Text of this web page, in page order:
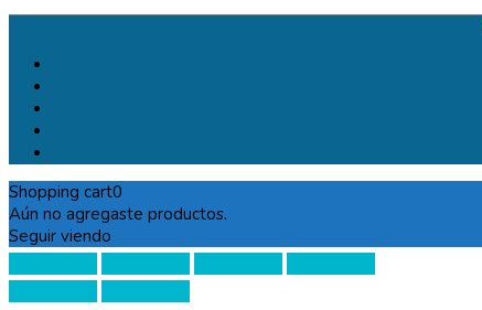
Shopping cart0
Aún no agregaste productos.
Seguir viendo